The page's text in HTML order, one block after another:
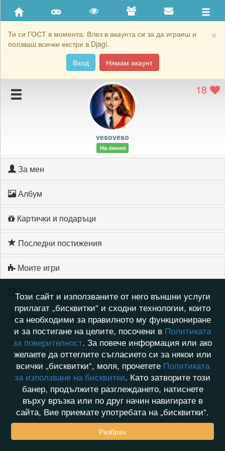
×
Ти си ГОСТ в момента. Влез в акаунта си за да играеш и
ползваш всички екстри в Djagi.
Вход
Нямам акаунт
Приятели
Хронология на игри
Подаръците на vesoveso
Картичките на vesoveso
18
vesoveso
На линия
За мен
Албум
Картички и подаръци
Последни постижения
Моите игри
Хронология на игри
Активност
Кой видя профила на vesoveso
Този сайт и използваните от него външни услуги
прилагат „бисквитки“ и сходни технологии, които
са необходими за правилното му функциониране
и за постигане на целите, посочени в Политиката
за поверителност. За повече информация или ако
желаете да оттеглите съгласието си за някои или
всички „бисквитки“, моля, прочетете Политиката
за използване на бисквитки. Като затворите този
банер, продължите разглеждането, натиснете
върху връзка или по друг начин навигирате в
сайта, Вие приемате употребата на „бисквитки“.
Разбрах